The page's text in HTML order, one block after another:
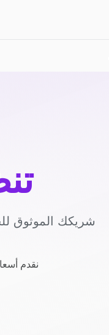
شريكك الموثوق
نقدم